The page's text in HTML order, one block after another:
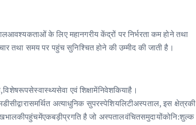
के लिए महानगरीय केंद्रों पर निर्भरता कम होने तथा
तथा समय पर पहुंच सुनिश्चित होने की उम्मीद की जाती है।
एवं शिक्षामेंनिवेशकियाहै।
अत्‍याधुनिक सुपरस्पेशियलिटीअस्पताल, इस क्षेत्रकी
है जो अस्पतालवंचितसमुदायोंकोनि:शुल्‍क